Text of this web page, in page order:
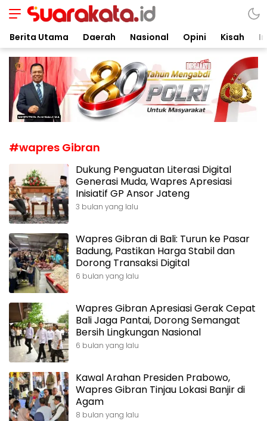
Suarakata.id
Kata Bicara Suara Bergerak
Berita Utama Daerah Nasional Opini Kisah
#wapres Gibran
Dukung Penguatan Literasi Digital
Generasi Muda, Wapres Apresiasi
Inisiatif GP Ansor Jateng
3 bulan yang lalu
Wapres Gibran di Bali: Turun ke Pasar
Badung, Pastikan Harga Stabil dan
Dorong Transaksi Digital
6 bulan yang lalu
Wapres Gibran Apresiasi Gerak Cepat
Bali Jaga Pantai, Dorong Semangat
Bersih Lingkungan Nasional
6 bulan yang lalu
Kawal Arahan Presiden Prabowo,
Wapres Gibran Tinjau Lokasi Banjir di
Agam
8 bulan yang lalu